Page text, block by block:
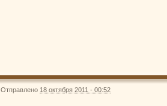
Отправлено 18 октября 2011 - 00:52